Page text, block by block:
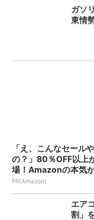
ガソ
東情
「え、こんなセール
の？」80％OFF以上
場！Amazonの本気
PR(Amazon)
エア
割」